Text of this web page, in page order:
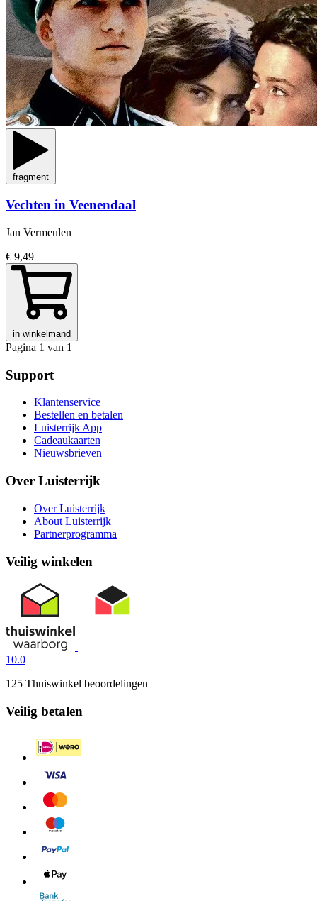
fragment
Vechten in Veenendaal
Jan Vermeulen
€ 9,49
in winkelmand
Pagina 1 van 1
Support
Klantenservice
Bestellen en betalen
Luisterrijk App
Cadeaukaarten
Nieuwsbrieven
Over Luisterrijk
Over Luisterrijk
About Luisterrijk
Partnerprogramma
Veilig winkelen
10.0
125 Thuiswinkel beoordelingen
Veilig betalen